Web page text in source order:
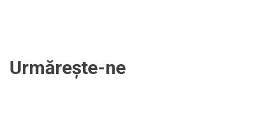
Urmărește-ne